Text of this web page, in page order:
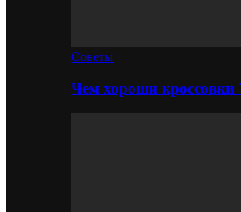
Советы
Чем хороши кроссовки